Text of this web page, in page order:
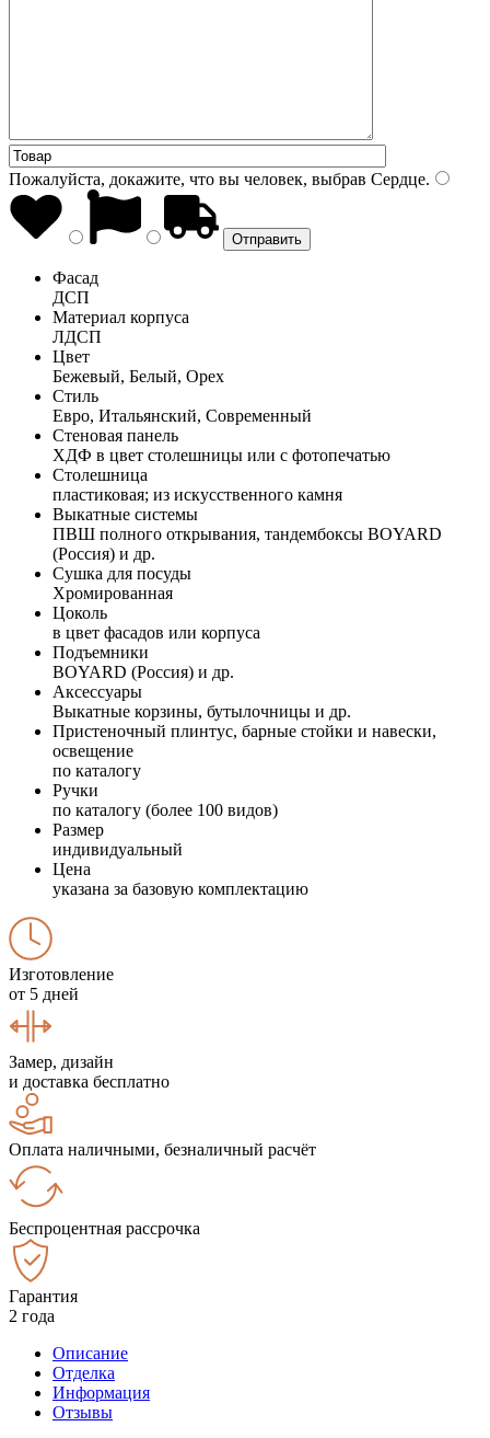
Пожалуйста, докажите, что вы человек, выбрав Сердце.
Фасад
ДСП
Материал корпуса
ЛДСП
Цвет
Бежевый, Белый, Орех
Стиль
Евро, Итальянский, Современный
Стеновая панель
ХДФ в цвет столешницы или с фотопечатью
Столешница
пластиковая; из искусственного камня
Выкатные системы
ПВШ полного открывания, тандембоксы BOYARD
(Россия) и др.
Сушка для посуды
Хромированная
Цоколь
в цвет фасадов или корпуса
Подъемники
BOYARD (Россия) и др.
Аксессуары
Выкатные корзины, бутылочницы и др.
Пристеночный плинтус, барные стойки и навески,
освещение
по каталогу
Ручки
по каталогу (более 100 видов)
Размер
индивидуальный
Цена
указана за базовую комплектацию
Изготовление
от 5 дней
Замер, дизайн
и доставка бесплатно
Оплата наличными, безналичный расчёт
Беспроцентная рассрочка
Гарантия
2 года
Описание
Отделка
Информация
Отзывы